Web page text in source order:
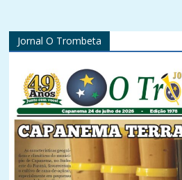
Jornal O Trombeta